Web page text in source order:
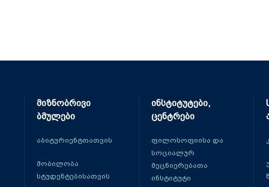
მიზნობრივი
ბმულები
აბიტურიენტთათვის
მობილობა
სტუდენტებისათვის
ინსტიტუტები,
ცენტრები
ფილოსოფიისა და
სოციალურ
მეცნიერებათა
ინსტიტუტი